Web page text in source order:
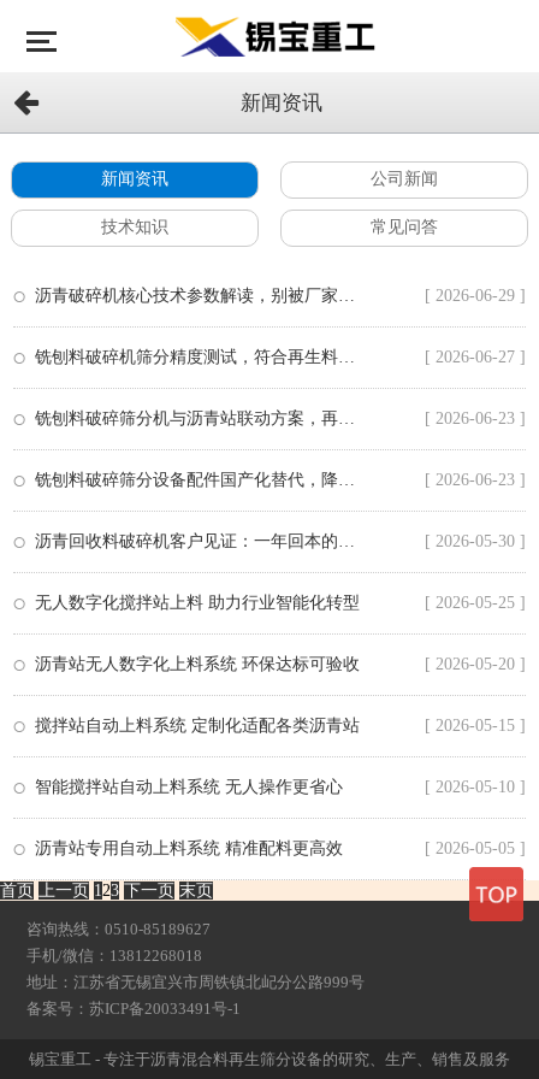
新闻资讯
新闻资讯 公司新闻
技术知识 常见问答
[ 2026-06-29 ]
[ 2026-06-27 ]
[ 2026-06-23 ]
[ 2026-06-23 ]
[ 2026-05-30 ]
无人数字化搅拌站上料 助力行业智能化转型 [ 2026-05-25 ]
沥青站无人数字化上料系统 环保达标可验收 [ 2026-05-20 ]
搅拌站自动上料系统 定制化适配各类沥青站 [ 2026-05-15 ]
智能搅拌站自动上料系统 无人操作更省心 [ 2026-05-10 ]
沥青站专用自动上料系统 精准配料更高效 [ 2026-05-05 ]
首页 上一页 1 23 下一页 末页
咨询热线：0510-85189627
手机/微信：13812268018
地址：江苏省无锡宜兴市周铁镇北屺分公路999号
备案号：苏ICP备20033491号-1
锡宝重工 - 专注于沥青混合料再生筛分设备的研究、生产、销售及服务